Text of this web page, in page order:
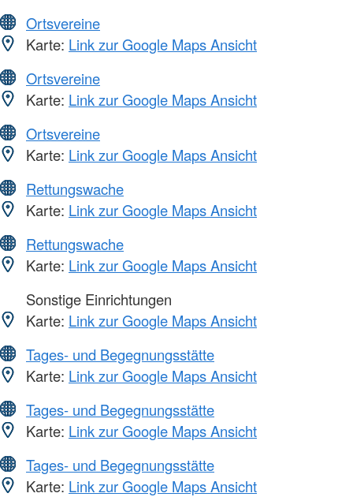
Ortsvereine
Karte: Link zur Google Maps Ansicht
Ortsvereine
Karte: Link zur Google Maps Ansicht
Ortsvereine
Karte: Link zur Google Maps Ansicht
Rettungswache
Karte: Link zur Google Maps Ansicht
Rettungswache
Karte: Link zur Google Maps Ansicht
Sonstige Einrichtungen
Karte: Link zur Google Maps Ansicht
Tages- und Begegnungsstätte
Karte: Link zur Google Maps Ansicht
Tages- und Begegnungsstätte
Karte: Link zur Google Maps Ansicht
Tages- und Begegnungsstätte
Karte: Link zur Google Maps Ansicht